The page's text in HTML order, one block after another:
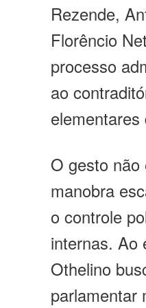
Rezende,
Florêncio
processo
ao
O gesto
manobra
o controle
internas. Ao
Othelino
parlamentar